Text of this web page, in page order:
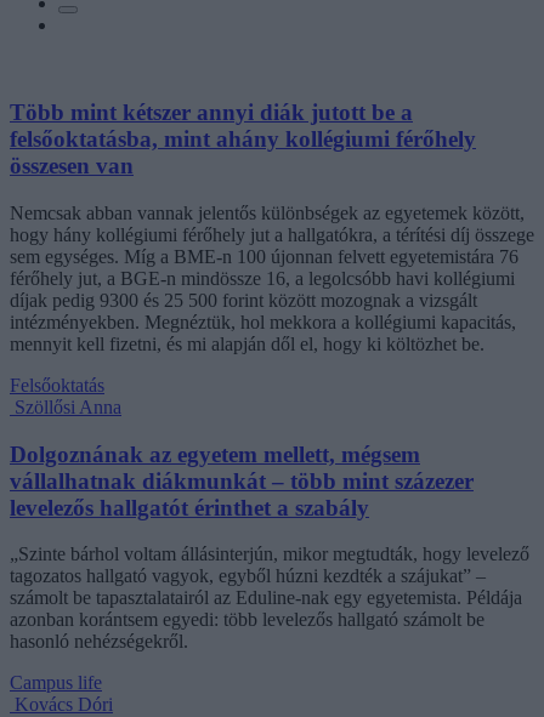
Több mint kétszer annyi diák jutott be a
felsőoktatásba, mint ahány kollégiumi férőhely
összesen van
Nemcsak abban vannak jelentős különbségek az egyetemek között,
hogy hány kollégiumi férőhely jut a hallgatókra, a térítési díj összege
sem egységes. Míg a BME-n 100 újonnan felvett egyetemistára 76
férőhely jut, a BGE-n mindössze 16, a legolcsóbb havi kollégiumi
díjak pedig 9300 és 25 500 forint között mozognak a vizsgált
intézményekben. Megnéztük, hol mekkora a kollégiumi kapacitás,
mennyit kell fizetni, és mi alapján dől el, hogy ki költözhet be.
Felsőoktatás
Szöllősi Anna
Dolgoznának az egyetem mellett, mégsem
vállalhatnak diákmunkát – több mint százezer
levelezős hallgatót érinthet a szabály
„Szinte bárhol voltam állásinterjún, mikor megtudták, hogy levelező
tagozatos hallgató vagyok, egyből húzni kezdték a szájukat” –
számolt be tapasztalatairól az Eduline-nak egy egyetemista. Példája
azonban korántsem egyedi: több levelezős hallgató számolt be
hasonló nehézségekről.
Campus life
Kovács Dóri